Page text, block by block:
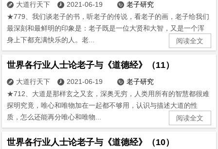
 大道行天下  2021-06-19  老子研究
★779、我们谈老子的书，听老子的传说，看老子的画，老子给我们
最深刻和最鲜明的印象是：老子既是一位大贤和大智，又是一个浑
身上下都充满快乐的人。老...
阅读全文
世界各行业人士论老子与《道德经》（11）
 大道行天下  2021-06-19  老子研究
★712、大道是那样玄之又玄，深奥无穷，人类用所有的智慧都很难
探明究竟，唯心和唯物加在一起都不够用，认识与描述大道的性
质，怎么还能再分唯心和唯物...
阅读全文
世界各行业人士论老子与《道德经》（10）